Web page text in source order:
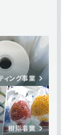
ィング事業
樹脂事業